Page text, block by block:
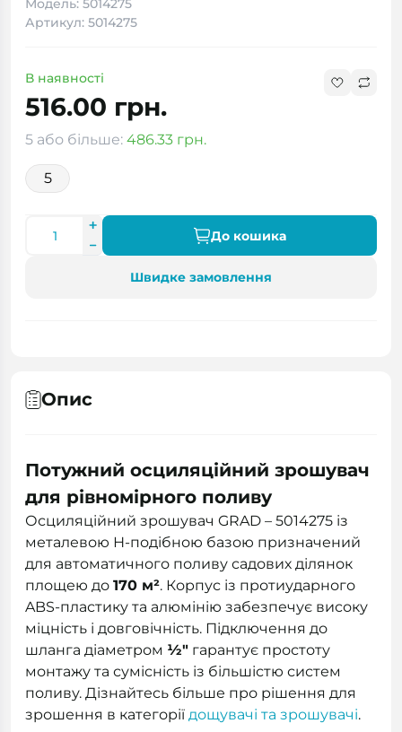
Модель: 5014275
Артикул: 5014275
В наявності
516.00 грн.
5 або більше: 486.33 грн.
5
До кошика
Швидке замовлення
Опис
Потужний осциляційний зрошувач
для рівномірного поливу
Осциляційний зрошувач GRAD – 5014275 із
металевою Н-подібною базою призначений
для автоматичного поливу садових ділянок
площею до 170 м². Корпус із протиударного
ABS-пластику та алюмінію забезпечує високу
міцність і довговічність. Підключення до
шланга діаметром ½" гарантує простоту
монтажу та сумісність із більшістю систем
поливу. Дізнайтесь більше про рішення для
зрошення в категорії дощувачі та зрошувачі.